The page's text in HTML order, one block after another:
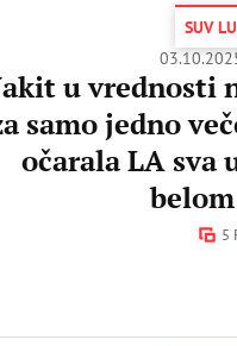
SUV
u vrednosti
samo jedno
očarala LA sva
5